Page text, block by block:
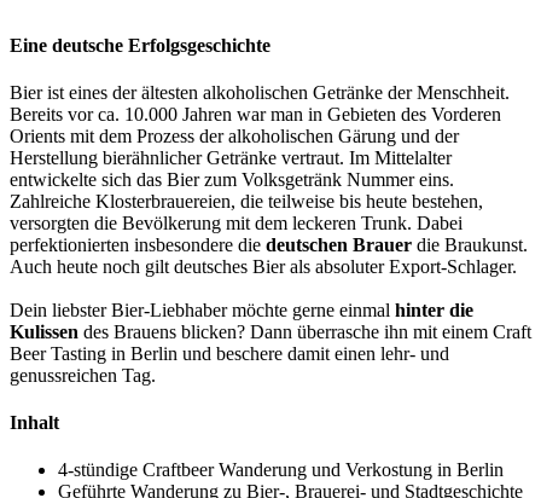
Eine deutsche Erfolgsgeschichte
Bier ist eines der ältesten alkoholischen Getränke der Menschheit.
Bereits vor ca. 10.000 Jahren war man in Gebieten des Vorderen
Orients mit dem Prozess der alkoholischen Gärung und der
Herstellung bierähnlicher Getränke vertraut. Im Mittelalter
entwickelte sich das Bier zum Volksgetränk Nummer eins.
Zahlreiche Klosterbrauereien, die teilweise bis heute bestehen,
versorgten die Bevölkerung mit dem leckeren Trunk. Dabei
perfektionierten insbesondere die deutschen Brauer die Braukunst.
Auch heute noch gilt deutsches Bier als absoluter Export-Schlager.
Dein liebster Bier-Liebhaber möchte gerne einmal hinter die
Kulissen des Brauens blicken? Dann überrasche ihn mit einem Craft
Beer Tasting in Berlin und beschere damit einen lehr- und
genussreichen Tag.
Inhalt
4-stündige Craftbeer Wanderung und Verkostung in Berlin
Geführte Wanderung zu Bier-, Brauerei- und Stadtgeschichte